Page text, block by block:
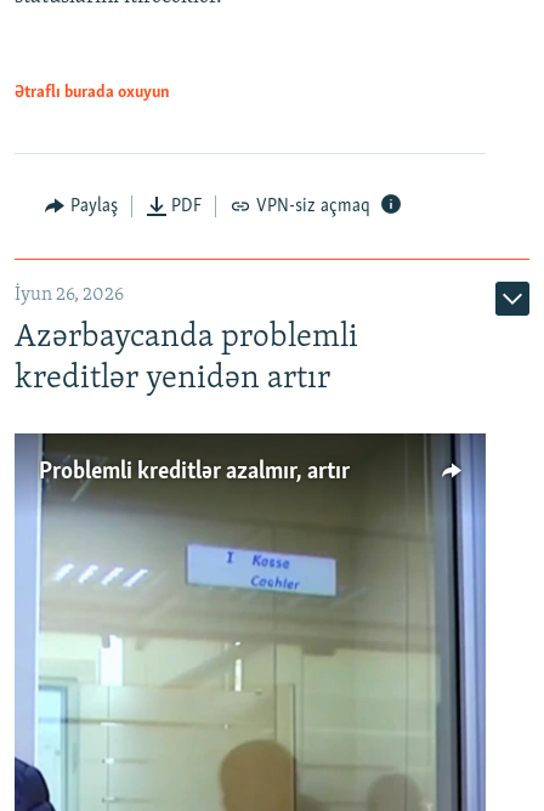
Auto 240p 360p 480p
720p 1080p
Ətraflı burada oxuyun
Paylaş PDF VPN-siz açmaq
İyun 26, 2026
Azərbaycanda problemli
kreditlər yenidən artır
Problemli kreditlər azalmır, artır